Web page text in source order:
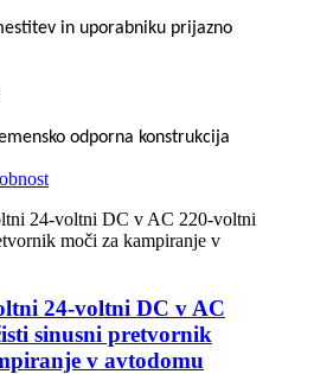
in uporabniku prijazno
odporna konstrukcija
24-voltni DC v AC
sinusni pretvornik
v avtodomu